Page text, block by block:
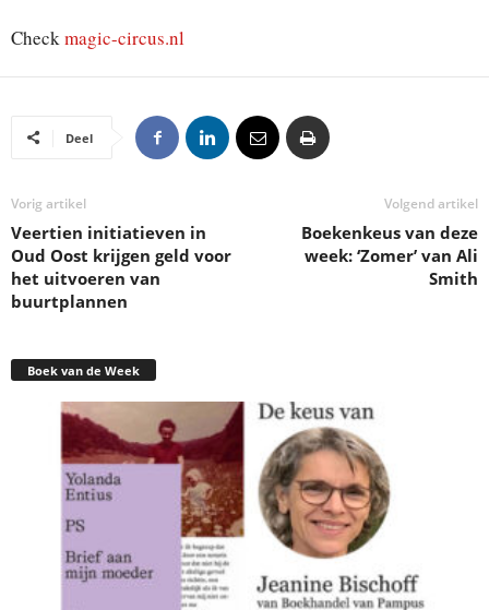
Checkmagic-circus.nl
Deel
Vorig artikel
Veertien initiatieven in
Oud Oost krijgen geld voor
het uitvoeren van
buurtplannen
Volgend artikel
Boekenkeus van deze
week: ‘Zomer’ van Ali
Smith
Boek van de Week